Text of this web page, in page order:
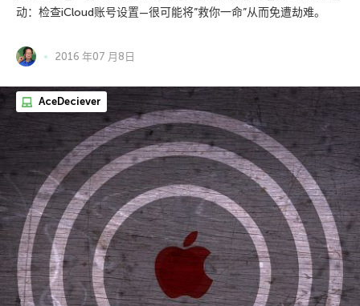
动：检查iCloud账号设置—很可能将”救你一命”从而免遭劫难。
2016 年07 月8日
AceDeciever